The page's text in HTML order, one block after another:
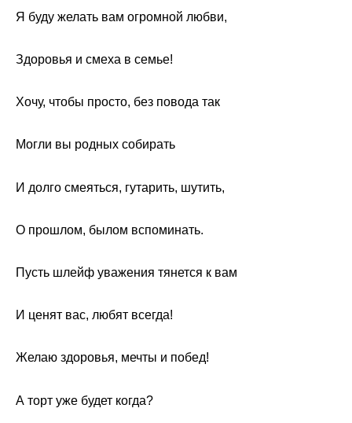
Я буду желать вам огромной любви,
Здоровья и смеха в семье!
Хочу, чтобы просто, без повода так
Могли вы родных собирать
И долго смеяться, гутарить, шутить,
О прошлом, былом вспоминать.
Пусть шлейф уважения тянется к вам
И ценят вас, любят всегда!
Желаю здоровья, мечты и побед!
А торт уже будет когда?